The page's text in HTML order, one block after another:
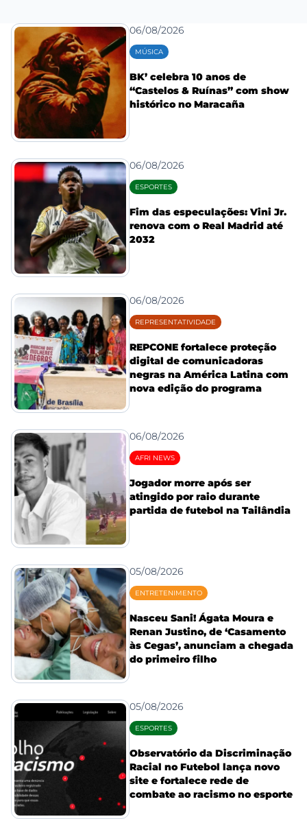
06/08/2026
MÚSICA
BK’ celebra 10 anos de
“Castelos & Ruínas” com show
histórico no Maracaña
06/08/2026
ESPORTES
Fim das especulações: Vini Jr.
renova com o Real Madrid até
2032
06/08/2026
REPRESENTATIVIDADE
REPCONE fortalece proteção
digital de comunicadoras
negras na América Latina com
nova edição do programa
06/08/2026
AFRI NEWS
Jogador morre após ser
atingido por raio durante
partida de futebol na Tailândia
05/08/2026
ENTRETENIMENTO
Nasceu Sani! Ágata Moura e
Renan Justino, de ‘Casamento
às Cegas’, anunciam a chegada
do primeiro filho
05/08/2026
ESPORTES
Observatório da Discriminação
Racial no Futebol lança novo
site e fortalece rede de
combate ao racismo no esporte